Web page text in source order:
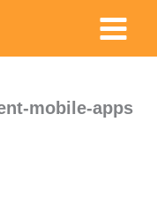
Main
Menu
mobile-apps